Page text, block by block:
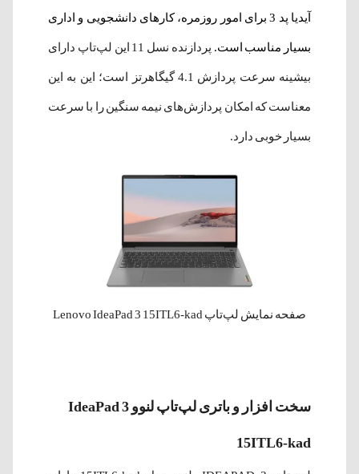
آیدیا پد 3 برای امور روزمره، کارهای دانشجویی و اداری
بسیار مناسب است. پردازنده نسل 11 این لپ‌تاپ دارای
بیشینه سرعت پردازش 4.1 گیگاهرتز است؛ این به این
معناست که امکان پردازش‌های نیمه سنگین را با سرعت
بسیار خوبی دارد.
صفحه نمایش لپ‌تاپ Lenovo IdeaPad 3 15ITL6-kad
سخت افزار و باتری لپ‌تاپ لنوو IdeaPad 3
15ITL6-kad